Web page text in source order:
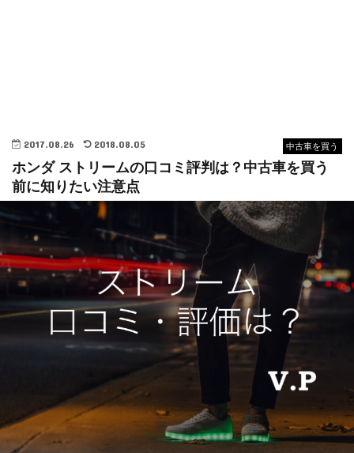
中古車を買う
2017.08.26 2018.08.05
ホンダ ストリームの口コミ評判は？中古車を買う
前に知りたい注意点